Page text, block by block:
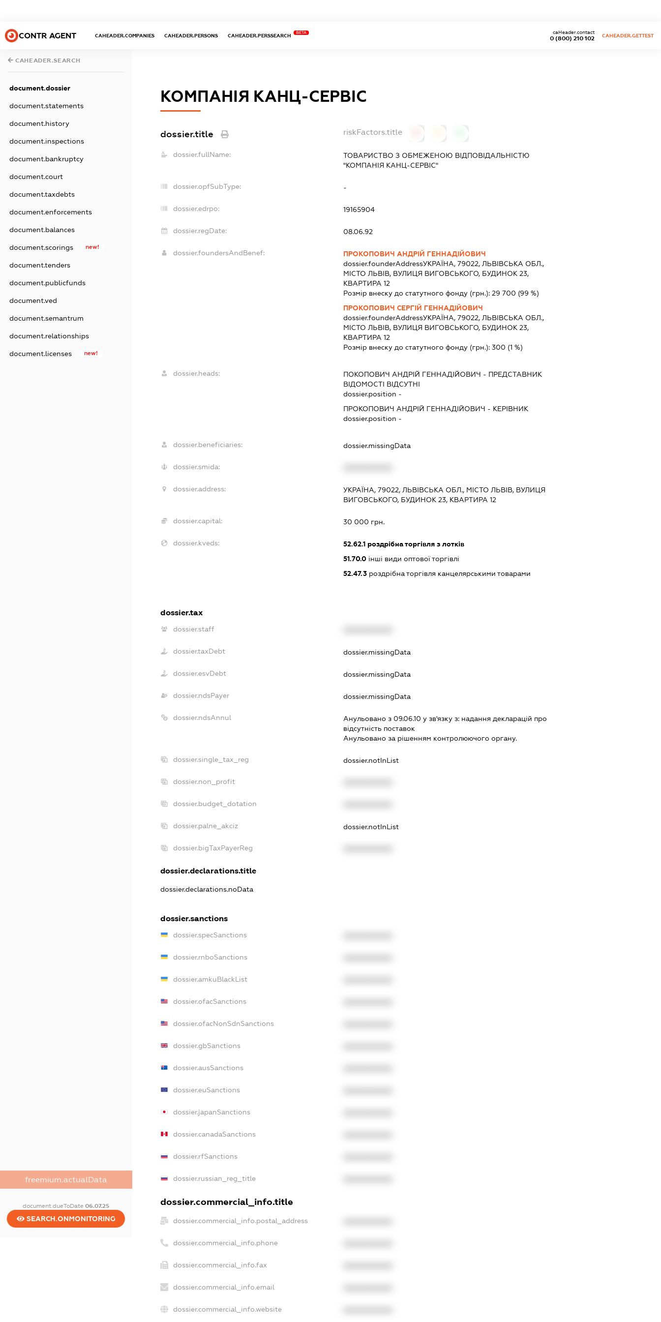
CONTR AGENT CAHEADER.COMPANIES CAHEADER.PERSONS CAHEADER.PERSSEARCH
BETA
0 (800) 210 102
caHeader.contact
CAHEADER.GETTEST
CAHEADER.SEARCH
document.dossier
document.statements
document.history
document.inspections
document.bankruptcy
document.court
document.taxdebts
document.enforcements
document.balances
document.scorings new!
document.tenders
document.publicfunds
document.ved
document.semantrum
document.relationships
document.licenses new!
freemium.actualData
document.dueToDate06.07.25
SEARCH.ONMONITORING
КОМПАНІЯ КАНЦ-СЕРВІС
dossier.title riskFactors.title
dossier.fullName:
ТОВАРИСТВО З ОБМЕЖЕНОЮ ВІДПОВІДАЛЬНІСТЮ
"КОМПАНІЯ КАНЦ-СЕРВІС"
dossier.opfSubType: -
dossier.edrpo: 19165904
dossier.regDate: 08.06.92
dossier.foundersAndBenef:
ПРОКОПОВИЧ АНДРІЙ ГЕННАДІЙОВИЧ
dossier.founderAddressУКРАЇНА, 79022, ЛЬВІВСЬКА ОБЛ.,
МІСТО ЛЬВІВ, ВУЛИЦЯ ВИГОВСЬКОГО, БУДИНОК 23,
КВАРТИРА 12
Розмір внеску до статутного фонду (грн.): 29 700 (99 %)
ПРОКОПОВИЧ СЕРГІЙ ГЕННАДІЙОВИЧ
dossier.founderAddressУКРАЇНА, 79022, ЛЬВІВСЬКА ОБЛ.,
МІСТО ЛЬВІВ, ВУЛИЦЯ ВИГОВСЬКОГО, БУДИНОК 23,
КВАРТИРА 12
Розмір внеску до статутного фонду (грн.): 300 (1 %)
dossier.heads: ПОКОПОВИЧ АНДРІЙ ГЕННАДІЙОВИЧ - ПРЕДСТАВНИК
ВІДОМОСТІ ВІДСУТНІ
dossier.position -
ПРОКОПОВИЧ АНДРІЙ ГЕННАДІЙОВИЧ - КЕРІВНИК
dossier.position -
dossier.beneficiaries: dossier.missingData
dossier.smida:
dossier.address:
УКРАЇНА, 79022, ЛЬВІВСЬКА ОБЛ., МІСТО ЛЬВІВ, ВУЛИЦЯ
ВИГОВСЬКОГО, БУДИНОК 23, КВАРТИРА 12
dossier.capital: 30 000 грн.
dossier.kveds: 52.62.1роздрібна торгівля з лотків
51.70.0інші види оптової торгівлі
52.47.3роздрібна торгівля канцелярськими товарами
dossier.tax
dossier.staff
dossier.taxDebt dossier.missingData
dossier.esvDebt dossier.missingData
dossier.ndsPayer dossier.missingData
dossier.ndsAnnul Анульовано з 09.06.10 у зв'язку з: надання декларацiй про
вiдсутнiсть поставок
Анульовано за рiшенням контролюючого органу.
dossier.single_tax_reg dossier.notInList
dossier.non_profit
dossier.budget_dotation
dossier.palne_akciz dossier.notInList
dossier.bigTaxPayerReg
dossier.declarations.title
dossier.declarations.noData
dossier.sanctions
dossier.specSanctions
dossier.rnboSanctions
dossier.amkuBlackList
dossier.ofacSanctions
dossier.ofacNonSdnSanctions
dossier.gbSanctions
dossier.ausSanctions
dossier.euSanctions
dossier.japanSanctions
dossier.canadaSanctions
dossier.rfSanctions
dossier.russian_reg_title
dossier.commercial_info.title
dossier.commercial_info.postal_address
dossier.commercial_info.phone
dossier.commercial_info.fax
dossier.commercial_info.email
dossier.commercial_info.website